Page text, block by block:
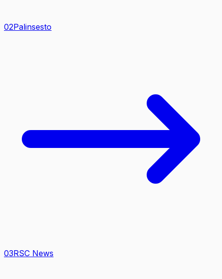
02Palinsesto
03RSC News